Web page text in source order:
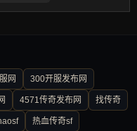
网 300开服发布网
4571传奇发布网 找传奇
热血传奇sf